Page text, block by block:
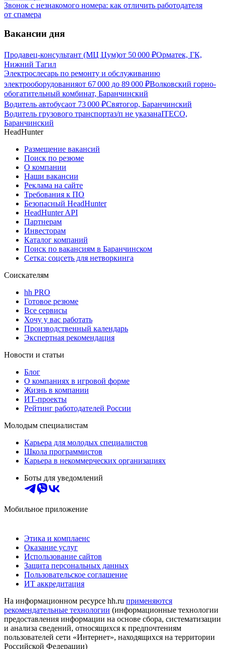
Звонок с незнакомого номера: как отличить работодателя
от спамера
Вакансии дня
Продавец-консультант (МЦ Цум)от 50 000 ₽Орматек, ГК,
Нижний Тагил
Электрослесарь по ремонту и обслуживанию
электрооборудованияот 67 000 до 89 000 ₽Волковский горно-
обогатительный комбинат, Баранчинский
Водитель автобусаот 73 000 ₽Святогор, Баранчинский
Водитель грузового транспортаз/п не указанаITECO,
Баранчинский
HeadHunter
Размещение вакансий
Поиск по резюме
О компании
Наши вакансии
Реклама на сайте
Требования к ПО
Безопасный HeadHunter
HeadHunter API
Партнерам
Инвесторам
Каталог компаний
Поиск по вакансиям в Баранчинском
Сетка: соцсеть для нетворкинга
Соискателям
hh PRO
Готовое резюме
Все сервисы
Хочу у вас работать
Производственный календарь
Экспертная рекомендация
Новости и статьи
Блог
О компаниях в игровой форме
Жизнь в компании
ИТ-проекты
Рейтинг работодателей России
Молодым специалистам
Карьера для молодых специалистов
Школа программистов
Карьера в некоммерческих организациях
Боты для уведомлений
Мобильное приложение
Этика и комплаенс
Оказание услуг
Использование сайтов
Защита персональных данных
Пользовательское соглашение
ИТ аккредитация
На информационном ресурсе hh.ru применяются
рекомендательные технологии (информационные технологии
предоставления информации на основе сбора, систематизации
и анализа сведений, относящихся к предпочтениям
пользователей сети «Интернет», находящихся на территории
Российской Федерации)